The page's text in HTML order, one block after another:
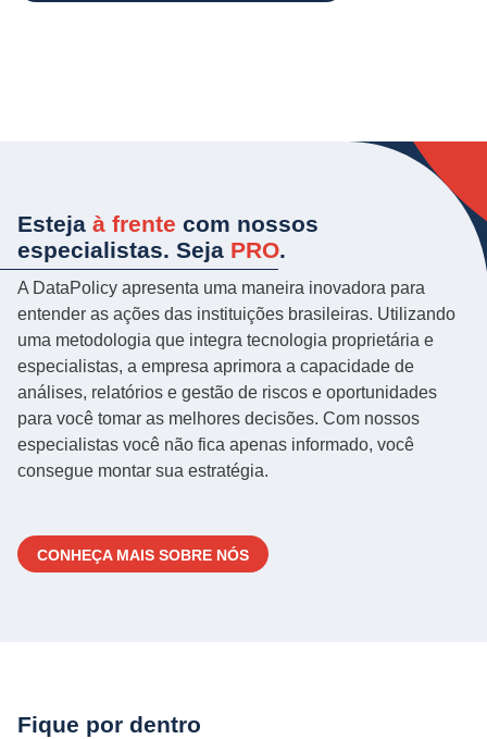
Esteja à frente com nossos
especialistas. Seja PRO.
A DataPolicy apresenta uma maneira inovadora para
entender as ações das instituições brasileiras. Utilizando
uma metodologia que integra tecnologia proprietária e
especialistas, a empresa aprimora a capacidade de
análises, relatórios e gestão de riscos e oportunidades
para você tomar as melhores decisões. Com nossos
especialistas você não fica apenas informado, você
consegue montar sua estratégia.
CONHEÇA MAIS SOBRE NÓS
Fique por dentro